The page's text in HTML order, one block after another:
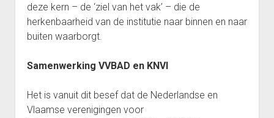
deze kern – de ‘ziel van het vak’ – die de
herkenbaarheid van de institutie naar binnen en naar
buiten waarborgt.
Samenwerking VVBAD en KNVI
Het is vanuit dit besef dat de Nederlandse en
Vlaamse verenigingen voor